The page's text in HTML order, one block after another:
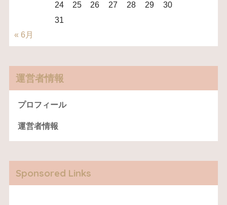
24
25 26 27 28 29
30
31
« 6月
運営者情報
プロフィール
運営者情報
Sponsored Links